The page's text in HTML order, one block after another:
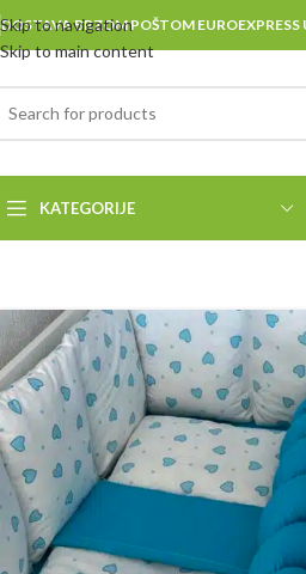
Skip to navigation
Skip to main content
DOSTAVA BRZOM POŠTOM EUROEXPRESS
KATEGORIJE